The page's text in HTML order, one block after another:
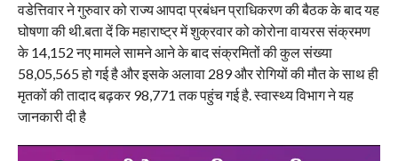
वडेत्तिवार ने गुरुवार को राज्य आपदा प्रबंधन प्राधिकरण की बैठक के बाद यह
घोषणा की थी.बता दें कि महाराष्ट्र में शुक्रवार को कोरोना वायरस संक्रमण
के 14,152 नए मामले सामने आने के बाद संक्रमितों की कुल संख्या
58,05,565 हो गई है और इसके अलावा 289 और रोगियों की मौत के साथ ही
मृतकों की तादाद बढ़कर 98,771 तक पहुंच गई है. स्वास्थ्य विभाग ने यह
जानकारी दी है